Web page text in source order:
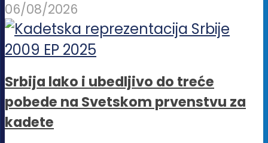
06/08/2026
Srbija lako i ubedljivo do treće
pobede na Svetskom prvenstvu za
kadete